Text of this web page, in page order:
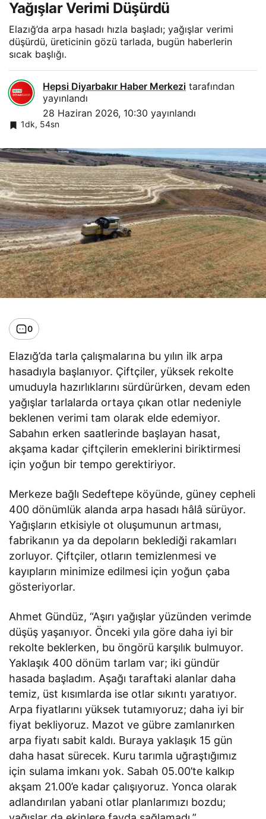
Yağışlar Verimi Düşürdü
Elazığ’da arpa hasadı hızla başladı; yağışlar verimi
düşürdü, üreticinin gözü tarlada, bugün haberlerin
sıcak başlığı.
Hepsi Diyarbakır Haber Merkezi tarafından
yayınlandı
28 Haziran 2026, 10:30 yayınlandı
1dk, 54sn
0
Elazığ’da tarla çalışmalarına bu yılın ilk arpa
hasadıyla başlanıyor. Çiftçiler, yüksek rekolte
umuduyla hazırlıklarını sürdürürken, devam eden
yağışlar tarlalarda ortaya çıkan otlar nedeniyle
beklenen verimi tam olarak elde edemiyor.
Sabahın erken saatlerinde başlayan hasat,
akşama kadar çiftçilerin emeklerini biriktirmesi
için yoğun bir tempo gerektiriyor.
Merkeze bağlı Sedeftepe köyünde, güney cepheli
400 dönümlük alanda arpa hasadı hâlâ sürüyor.
Yağışların etkisiyle ot oluşumunun artması,
fabrikanın ya da depoların beklediği rakamları
zorluyor. Çiftçiler, otların temizlenmesi ve
kayıpların minimize edilmesi için yoğun çaba
gösteriyorlar.
Ahmet Gündüz, “Aşırı yağışlar yüzünden verimde
düşüş yaşanıyor. Önceki yıla göre daha iyi bir
rekolte beklerken, bu öngörü karşılık bulmuyor.
Yaklaşık 400 dönüm tarlam var; iki gündür
hasada başladım. Aşağı taraftaki alanlar daha
temiz, üst kısımlarda ise otlar sıkıntı yaratıyor.
Arpa fiyatlarını yüksek tutamıyoruz; daha iyi bir
fiyat bekliyoruz. Mazot ve gübre zamlanırken
arpa fiyatı sabit kaldı. Buraya yaklaşık 15 gün
daha hasat sürecek. Kuru tarımla uğraştığımız
için sulama imkanı yok. Sabah 05.00’te kalkıp
akşam 21.00’e kadar çalışıyoruz. Yonca olarak
adlandırılan yabani otlar planlarımızı bozdu;